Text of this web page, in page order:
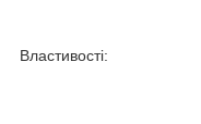
Властивості: